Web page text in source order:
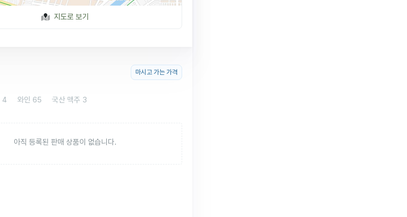
지도로 보기
마시고 가는 가격
4 와인 65 국산 맥주 3
아직 등록된 판매 상품이 없습니다.